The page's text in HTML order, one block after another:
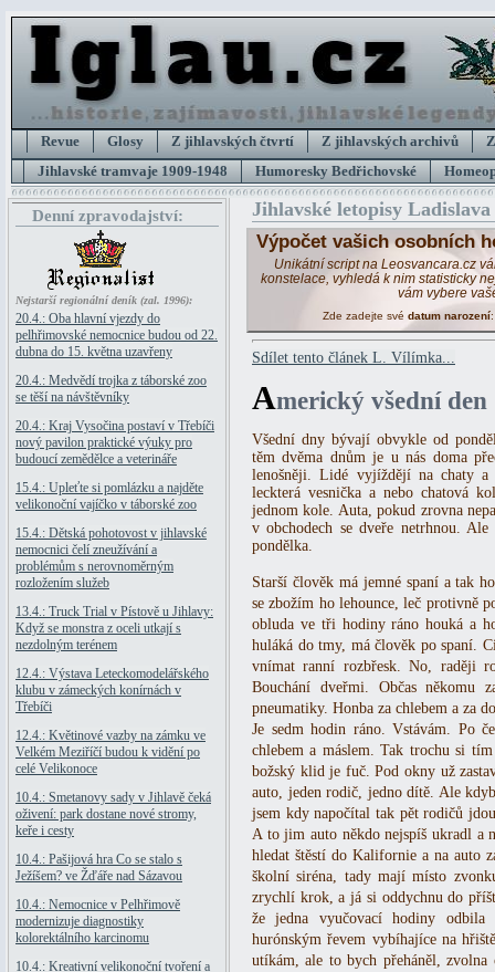
Revue Glosy Z jihlavských čtvrtí Z jihlavských archivů
Jihlavské tramvaje 1909-1948
Humoresky Bedřichovské
Denní zpravodajství:
Nejstarší regionální deník (zal. 1996):
20.4.: Oba hlavní vjezdy do
pelhřimovské nemocnice budou od 22.
dubna do 15. května uzavřeny
20.4.: Medvědí trojka z táborské zoo
se těší na návštěvníky
20.4.: Kraj Vysočina postaví v Třebíči
nový pavilon praktické výuky pro
budoucí zemědělce a veterináře
15.4.: Upleťte si pomlázku a najděte
velikonoční vajíčko v táborské zoo
15.4.: Dětská pohotovost v jihlavské
nemocnici čelí zneužívání a
problémům s nerovnoměrným
rozložením služeb
13.4.: Truck Trial v Pístově u Jihlavy:
Když se monstra z oceli utkají s
nezdolným terénem
12.4.: Výstava Leteckomodelářského
klubu v zámeckých konírnách v
Třebíči
12.4.: Květinové vazby na zámku ve
Velkém Meziříčí budou k vidění po
celé Velikonoce
10.4.: Smetanovy sady v Jihlavě čeká
oživení: park dostane nové stromy,
keře i cesty
10.4.: Pašijová hra Co se stalo s
Ježíšem? ve Žďáře nad Sázavou
10.4.: Nemocnice v Pelhřimově
modernizuje diagnostiky
kolorektálního karcinomu
10.4.: Kreativní velikonoční tvoření a
Jihlavské letopisy
Výpočet vašich osobních
Unikátní script na Leosvancara.cz
konstelace, vyhledá k nim statisticky
vám vybere
Zde zadejte své datum narození
Sdílet tento článek L. Vílímka...
Americký všední den
Všední dny bývají obvykle od
těm dvěma dnům je u nás doma
lenošněji. Lidé vyjíždějí na chaty a
leckterá vesnička a nebo chatová
jednom kole. Auta, pokud zrovna
v obchodech se dveře netrhnou.
pondělka.
Starší člověk má jemné spaní a tak
se zbožím ho lehounce, leč protivně
obluda ve tři hodiny ráno houká a
huláká do tmy, má člověk po spaní.
vnímat ranní rozbřesk. No, raději
Bouchání dveřmi. Občas někomu
pneumatiky. Honba za chlebem a za
Je sedm hodin ráno. Vstávám. Po
chlebem a máslem. Tak trochu si
božský klid je fuč. Pod okny už
auto, jeden rodič, jedno dítě. Ale
jsem kdy napočítal tak pět rodičů
A to jim auto někdo nejspíš ukradl a
hledat štěstí do Kalifornie a na auto
školní siréna, tady mají místo
zrychlí krok, a já si oddychnu do
že jedna vyučovací hodiny
hurónským řevem vybíhajíce na
utíkám, ale to bych přeháněl,